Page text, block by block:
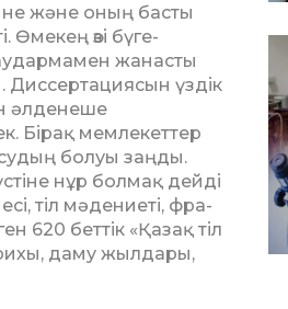
не және оның басты
Өмекең өзі бүге-
жанасты
үздік
әлде­неше
Бірақ мемлекеттер
болуы заңды.
нұр болмақ дейді
тіл мәдениеті, фра­
620 беттік «Қазақ тіл
даму жылдары,